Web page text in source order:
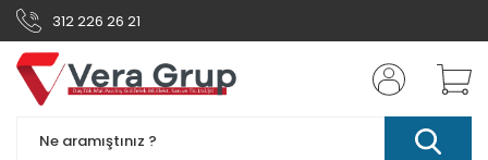
312 226 26 21